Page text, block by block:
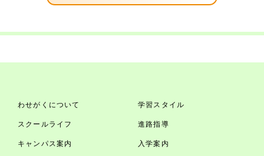
わせがくについて 学習スタイル
スクールライフ 進路指導
キャンパス案内 入学案内